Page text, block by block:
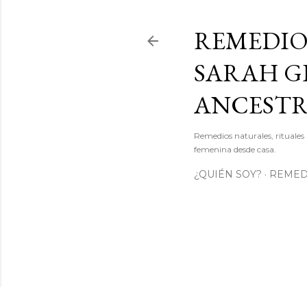
SARAH
Remedios naturales,
femenina desde casa.
¿QUIÉN SOY?